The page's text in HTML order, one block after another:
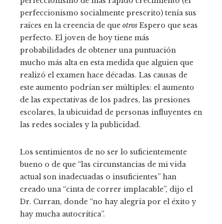
perfeccionismo socialmente prescrito) tenía sus
raíces en la creencia de que otros Espero que seas
perfecto. El joven de hoy tiene más
probabilidades de obtener una puntuación
mucho más alta en esta medida que alguien que
realizó el examen hace décadas. Las causas de
este aumento podrían ser múltiples: el aumento
de las expectativas de los padres, las presiones
escolares, la ubicuidad de personas influyentes en
las redes sociales y la publicidad.
Los sentimientos de no ser lo suficientemente
bueno o de que “las circunstancias de mi vida
actual son inadecuadas o insuficientes” han
creado una “cinta de correr implacable”, dijo el
Dr. Curran, donde “no hay alegría por el éxito y
hay mucha autocrítica”.